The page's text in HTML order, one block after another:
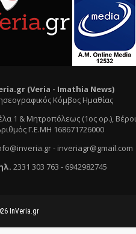
(Veria - Ιmathia News)
Κόμβος Ημαθίας
1 & Μητροπόλεως (1ος ορ.),
Γ.Ε.ΜΗ 168671726000
- inveriagr@gmail.com
. 2331 303 763 - 6942982745
InVeria.gr